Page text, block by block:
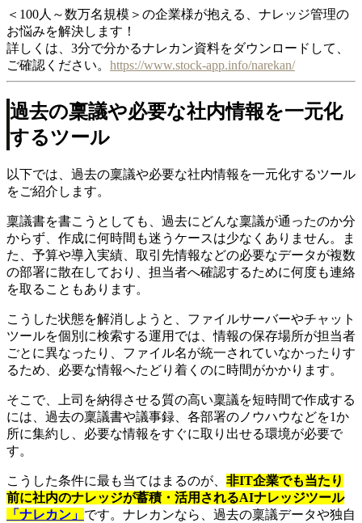
＜100人～数万名規模＞の企業様が抱える、ナレッジ管理の
お悩みを解決します！
詳しくは、3分で分かるナレカン資料をダウンロードして、
ご確認ください。 https://www.stock-app.info/narekan/
過去の稟議や必要な社内情報を一元化
するツール
以下では、過去の稟議や必要な社内情報を一元化するツール
をご紹介します。
稟議書を書こうとしても、過去にどんな稟議が通ったのか分
からず、作成に何時間も迷うケースは少なくありません。ま
た、予算や導入実績、取引先情報などの必要なデータが複数
の部署に散在しており、担当者へ確認するために何度も連絡
を取ることもあります。
こうした状態を解消しようと、ファイルサーバーやチャット
ツールを個別に検索する運用では、情報の保存場所が担当者
ごとに異なったり、ファイル名が統一されていなかったりす
るため、必要な情報へたどり着くのに時間がかかります。
そこで、上司を納得させる質の高い稟議を短時間で作成する
には、過去の稟議書や議事録、各部署のノウハウなどを1か
所に集約し、必要な情報をすぐに取り出せる環境が必要で
す。
こうした条件に最も当てはまるのが、 非IT企業でも当たり
前に社内のナレッジが蓄積・活用されるAIナレッジツール
「ナレカン」 です。ナレカンなら、過去の稟議データや独自